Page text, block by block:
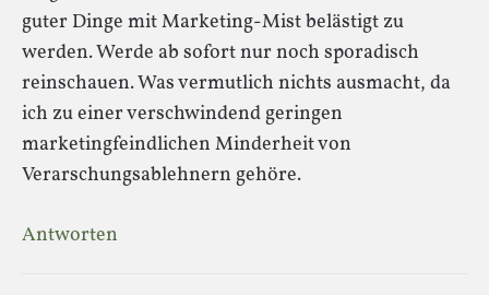
guter Dinge mit Marketing-Mist belästigt zu
werden. Werde ab sofort nur noch sporadisch
reinschauen. Was vermutlich nichts ausmacht, da
ich zu einer verschwindend geringen
marketingfeindlichen Minderheit von
Verarschungsablehnern gehöre.
Antworten